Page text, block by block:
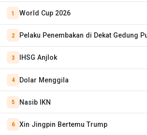
World Cup 2026
Pelaku Penembakan di Dekat Gedung
IHSG Anjlok
Dolar Menggila
Nasib IKN
Xin Jingpin Bertemu Trump